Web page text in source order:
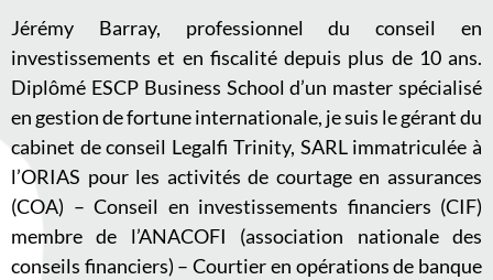
Jérémy Barray, professionnel du conseil en
investissements et en fiscalité depuis plus de 10 ans.
Diplômé ESCP Business School d’un master spécialisé
en gestion de fortune internationale, je suis le gérant du
cabinet de conseil Legalfi Trinity, SARL immatriculée à
l’ORIAS pour les activités de courtage en assurances
(COA) – Conseil en investissements financiers (CIF)
membre de l’ANACOFI (association nationale des
conseils financiers) – Courtier en opérations de banque